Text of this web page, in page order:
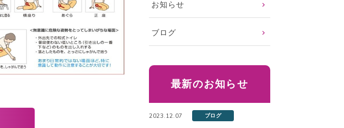
お知らせ
ブログ
最新のお知らせ
2023.12.07 ブログ